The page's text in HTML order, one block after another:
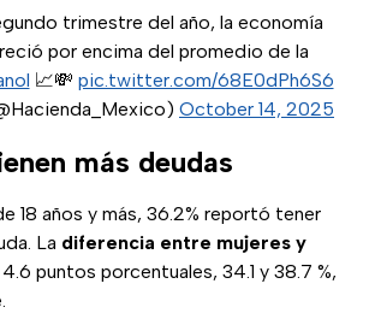
trimestre del año, la economía
por encima del promedio de la
📈💸 pic.twitter.com/68E0dPh6S6
October 14, 2025
más deudas
18 años y más, 36.2% reportó tener
La diferencia entre mujeres y
puntos porcentuales, 34.1 y 38.7 %,